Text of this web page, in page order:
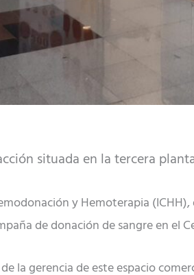
situada en la tercera
y Hemoterapia
de donación de sangre en el
la gerencia de este espacio